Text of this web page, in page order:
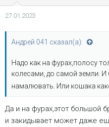
27.01.2023
Андрей 041 сказал(а):
Надо как на фурах,полосу
колесами, до самой земли.
намалювать. Или кошака
Да и на фурах,этот большой
и закидывает может даже